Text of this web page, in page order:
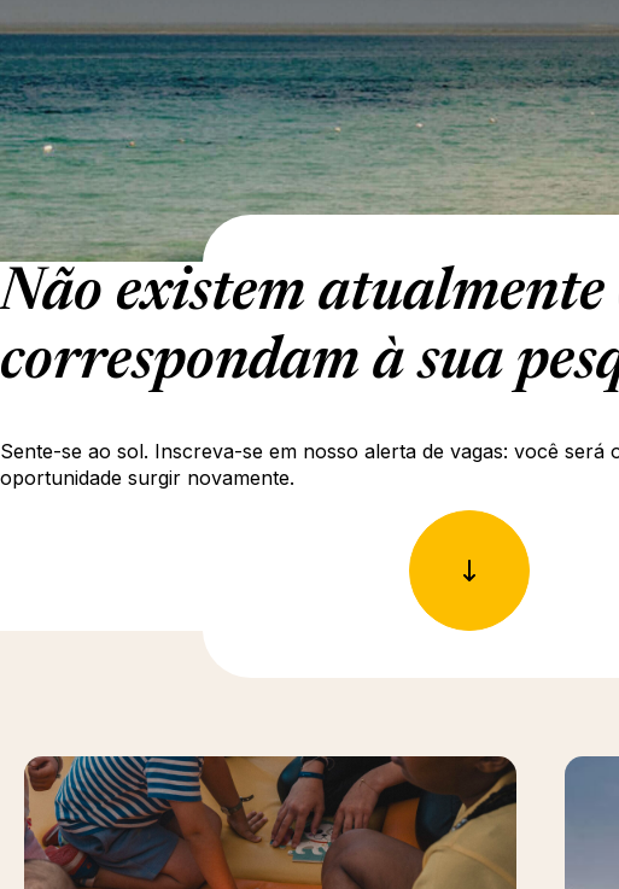
Não existem atualmente
correspondam à sua
Sente-se ao sol. Inscreva-se em nosso alerta de vagas: você será
oportunidade surgir novamente.